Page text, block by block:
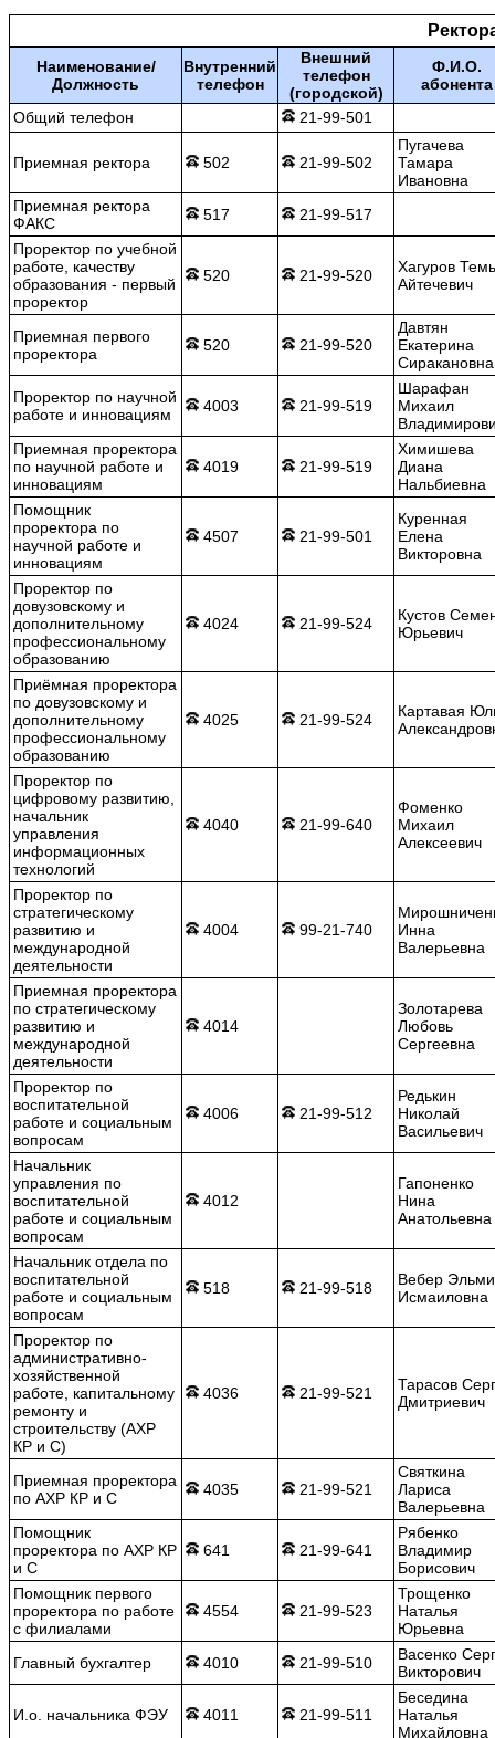
Наименование/
Должность
Внутренний
телефон
Внешний
телефон
(городской)
Ф.И.О.
абонента
Общий телефон
21-99-501
Приемная ректора 502 21-99-502
Пугачева
Тамара
Ивановна
Приемная ректора
ФАКС
517
21-99-517
Проректор по учебной
работе, качеству
образования - первый
проректор
520 21-99-520
Хагуров
Айтечевич
Приемная первого
проректора
520 21-99-520
Давтян
Екатерина
Сиракановна
Проректор по научной
работе и инновациям
4003 21-99-519
Шарафан
Михаил
Приемная проректора
по научной работе и
инновациям
4019 21-99-519
Химишева
Диана
Нальбиевна
Помощник
проректора по
научной работе и
инновациям
4507 21-99-501
Куренная
Елена
Викторовна
Проректор по
довузовскому и
дополнительному
профессиональному
образованию
4024 21-99-524
Кустов
Юрьевич
Приёмная проректора
по довузовскому и
дополнительному
профессиональному
образованию
4025 21-99-524
Картавая
Проректор по
цифровому развитию,
начальник
управления
информационных
технологий
4040 21-99-640
Фоменко
Михаил
Алексеевич
Проректор по
стратегическому
развитию и
международной
деятельности
4004 99-21-740
Инна
Валерьевна
Приемная проректора
по стратегическому
развитию и
международной
деятельности
4014
Золотарева
Любовь
Сергеевна
Проректор по
воспитательной
работе и социальным
вопросам
4006 21-99-512
Редькин
Николай
Васильевич
Начальник
управления по
воспитательной
работе и социальным
вопросам
4012
Гапоненко
Нина
Анатольевна
Начальник отдела по
воспитательной
работе и социальным
вопросам
518 21-99-518
Вебер
Исмаиловна
Проректор по
административно-
хозяйственной
работе, капитальному
ремонту и
строительству (АХР
КР и С)
4036 21-99-521
Тарасов
Дмитриевич
Приемная проректора
по АХР КР и С
4035 21-99-521
Святкина
Лариса
Валерьевна
Помощник
проректора по АХР КР
и С
641 21-99-641
Рябенко
Владимир
Борисович
Помощник первого
проректора по работе
с филиалами
4554 21-99-523
Трощенко
Наталья
Юрьевна
Главный бухгалтер
4010 21-99-510
Васенко
Викторович
И.о. начальника ФЭУ 4011 21-99-511
Беседина
Наталья
Михайловна